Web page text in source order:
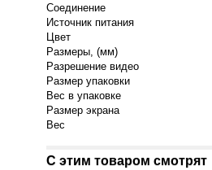
Соединение
Источник питания
Цвет
Размеры, (мм)
Разрешение видео
Размер упаковки
Вес в упаковке
Размер экрана
Вес
С этим товаром смотрят